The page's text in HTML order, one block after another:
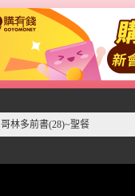
哥林多前書(28)~聖餐